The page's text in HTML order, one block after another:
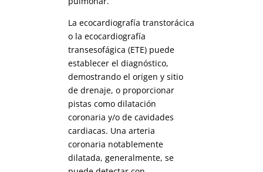
La ecocardiografía transtorácica
o la ecocardiografía
transesofágica (ETE) puede
establecer el diagnóstico,
demostrando el origen y sitio
de drenaje, o proporcionar
pistas como dilatación
coronaria y/o de cavidades
cardiacas. Una arteria
coronaria notablemente
dilatada, generalmente, se